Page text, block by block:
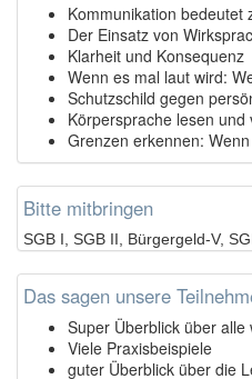
Kommunikation bedeutet
Der Einsatz von
Klarheit und Konsequenz
Wenn es mal laut wird:
Schutzschild gegen
Körpersprache lesen und
Grenzen erkennen:
Bitte mitbringen
SGB I, SGB II, Bürgergeld-V,
Das sagen unsere
Super Überblick über alle
Viele Praxisbeispiele
guter Überblick über die